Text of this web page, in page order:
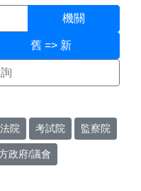
機關
舊 => 新
院 考試院 監察院
政府/議會